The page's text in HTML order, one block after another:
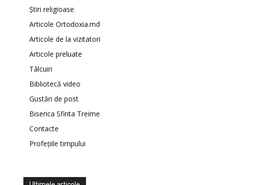
Știri religioase
Articole Ortodoxia.md
Articole de la vizitatori
Articole preluate
Tâlcuiri
Bibliotecă video
Gustări de post
Biserica Sfinta Treime
Contacte
Profețiile timpului